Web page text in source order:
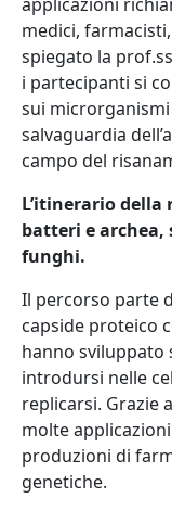
medici,
spiegato la
i partecipanti si
sui
salvaguardia
campo del
L’itinerario della
batteri e
funghi.
Il percorso parte
capside proteico
hanno
introdursi nelle
replicarsi. Grazie
molte
produzioni di
genetiche.